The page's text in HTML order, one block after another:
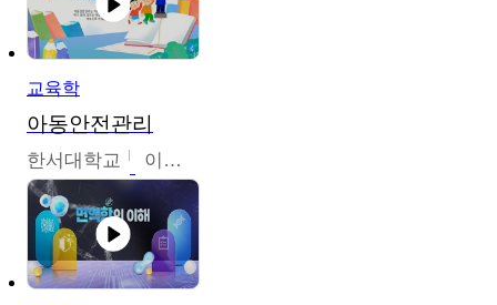
교육학
아동안전관리
한서대학교 이태연